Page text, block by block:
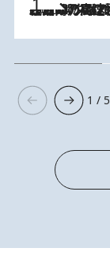
2026.8.7
「湘南乃風に憧れて」観客大盛上がりの“タオル回し”に、ラッパー顔負けの高速歌唱まで…さだまさし（74）のアグレッシブすぎる現在地
1 / 5